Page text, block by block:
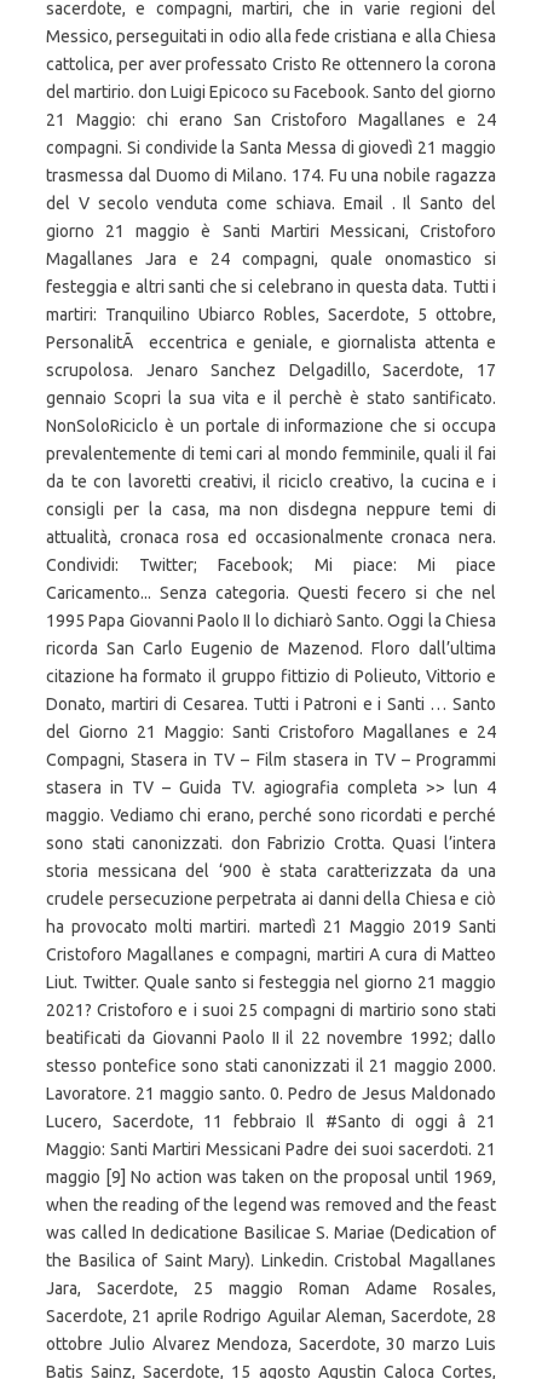
sacerdote, e compagni, martiri, che in varie regioni del
Messico, perseguitati in odio alla fede cristiana e alla Chiesa
cattolica, per aver professato Cristo Re ottennero la corona
del martirio. don Luigi Epicoco su Facebook. Santo del giorno
21 Maggio: chi erano San Cristoforo Magallanes e 24
compagni. Si condivide la Santa Messa di giovedì 21 maggio
trasmessa dal Duomo di Milano. 174. Fu una nobile ragazza
del V secolo venduta come schiava. Email . Il Santo del
giorno 21 maggio è Santi Martiri Messicani, Cristoforo
Magallanes Jara e 24 compagni, quale onomastico si
festeggia e altri santi che si celebrano in questa data. Tutti i
martiri: Tranquilino Ubiarco Robles, Sacerdote, 5 ottobre,
PersonalitÃ eccentrica e geniale, e giornalista attenta e
scrupolosa. Jenaro Sanchez Delgadillo, Sacerdote, 17
gennaio Scopri la sua vita e il perchè è stato santificato.
NonSoloRiciclo è un portale di informazione che si occupa
prevalentemente di temi cari al mondo femminile, quali il fai
da te con lavoretti creativi, il riciclo creativo, la cucina e i
consigli per la casa, ma non disdegna neppure temi di
attualità, cronaca rosa ed occasionalmente cronaca nera.
Condividi: Twitter; Facebook; Mi piace: Mi piace
Caricamento... Senza categoria. Questi fecero si che nel
1995 Papa Giovanni Paolo II lo dichiarò Santo. Oggi la Chiesa
ricorda San Carlo Eugenio de Mazenod. Floro dall’ultima
citazione ha formato il gruppo fittizio di Polieuto, Vittorio e
Donato, martiri di Cesarea. Tutti i Patroni e i Santi … Santo
del Giorno 21 Maggio: Santi Cristoforo Magallanes e 24
Compagni, Stasera in TV – Film stasera in TV – Programmi
stasera in TV – Guida TV. agiografia completa >> lun 4
maggio. Vediamo chi erano, perché sono ricordati e perché
sono stati canonizzati. don Fabrizio Crotta. Quasi l’intera
storia messicana del ‘900 è stata caratterizzata da una
crudele persecuzione perpetrata ai danni della Chiesa e ciò
ha provocato molti martiri. martedì 21 Maggio 2019 Santi
Cristoforo Magallanes e compagni, martiri A cura di Matteo
Liut. Twitter. Quale santo si festeggia nel giorno 21 maggio
2021? Cristoforo e i suoi 25 compagni di martirio sono stati
beatificati da Giovanni Paolo II il 22 novembre 1992; dallo
stesso pontefice sono stati canonizzati il 21 maggio 2000.
Lavoratore. 21 maggio santo. 0. Pedro de Jesus Maldonado
Lucero, Sacerdote, 11 febbraio Il #Santo di oggi â 21
Maggio: Santi Martiri Messicani Padre dei suoi sacerdoti. 21
maggio [9] No action was taken on the proposal until 1969,
when the reading of the legend was removed and the feast
was called In dedicatione Basilicae S. Mariae (Dedication of
the Basilica of Saint Mary). Linkedin. Cristobal Magallanes
Jara, Sacerdote, 25 maggio Roman Adame Rosales,
Sacerdote, 21 aprile Rodrigo Aguilar Aleman, Sacerdote, 28
ottobre Julio Alvarez Mendoza, Sacerdote, 30 marzo Luis
Batis Sainz, Sacerdote, 15 agosto Agustin Caloca Cortes,